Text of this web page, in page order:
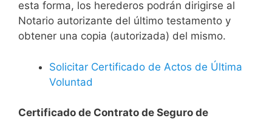
esta forma, los herederos podrán dirigirse al
Notario autorizante del último testamento y
obtener una copia (autorizada) del mismo.
Solicitar Certificado de Actos de Última
Voluntad
Certificado de Contrato de Seguro de